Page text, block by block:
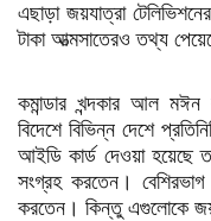
এছাড়া জয়যাত্রা
টাকা আত্মসাতেরও তথ্য
কমান্ডার খন্দকার আল মঈন
বিদেশে বিভিন্ন দেশে
আইডি কার্ড দেওয়া হয়েছে
সংগ্রহ করতেন। বেশিরভাগ
করতেন। কিন্তু এগুলোকে